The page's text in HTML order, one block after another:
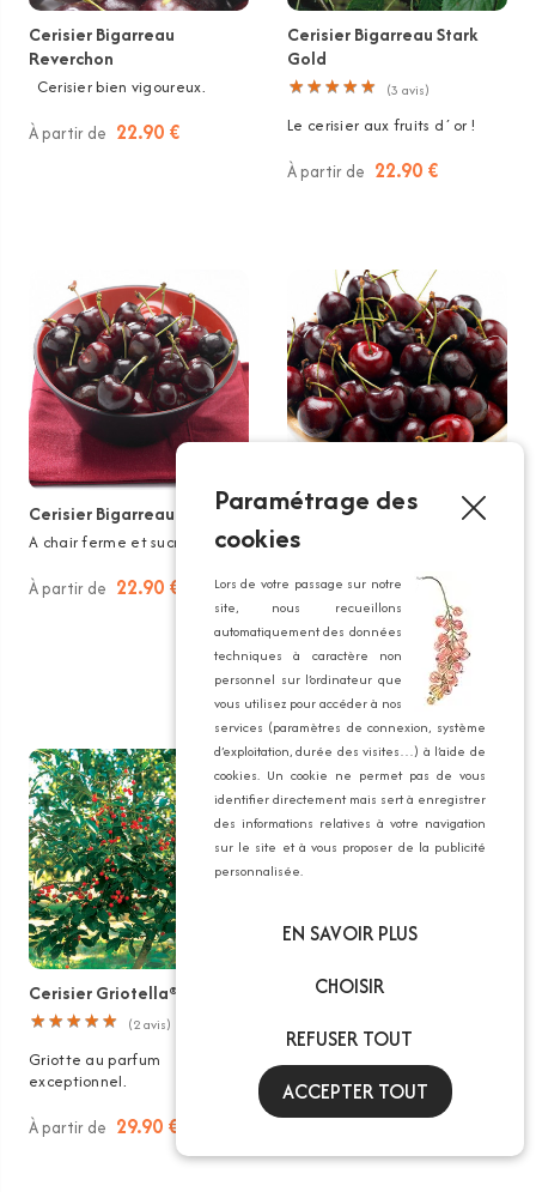
Cerisier Bigarreau
Reverchon
Cerisier bien vigoureux.
À partir de 22.90 €
Cerisier Bigarreau Stark
Gold
★ ★ ★ ★ ★
★ ★ ★ ★ ★ (3 avis)
Le cerisier aux fruits d´or !
À partir de 22.90 €
Cerisier Bigarreau Van
A chair ferme et sucrée.
À partir de 22.90 €
Cerisier Bigarreau de la
Saint Jean®
Le Roi des bigarreaux !
À partir de 23.90 €
Cerisier Griotella®
★ ★ ★ ★ ★
★ ★ ★ ★ ★ (2avis)
Griotte au parfum
exceptionnel.
À partir de 29.90 €
Cerisier Griotte De
★★★★ ★
★★★★ ★ (2avis)
La traditionnelle griotte !
Paramétrage des
cookies
Lors de votre passage sur notre
site, nous recueillons
automatiquement des données
techniques à caractère non
personnel sur l’ordinateur que
vous utilisez pour accéder à nos
services (paramètres de connexion, système
d’exploitation, durée des visites…) à l’aide de
cookies. Un cookie ne permet pas de vous
identifier directement mais sert à enregistrer
des informations relatives à votre navigation
sur le site et à vous proposer de la publicité
personnalisée.
EN SAVOIR PLUS
CHOISIR
REFUSER TOUT
ACCEPTER TOUT